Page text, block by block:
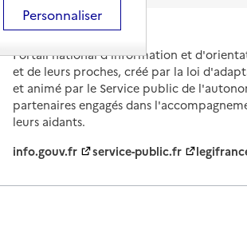
Portail national d'information et
et de leurs proches, créé par la loi
et animé par le Service public de
partenaires engagés dans
leurs aidants.
info.gouv.fr
service-public.fr
Personnaliser